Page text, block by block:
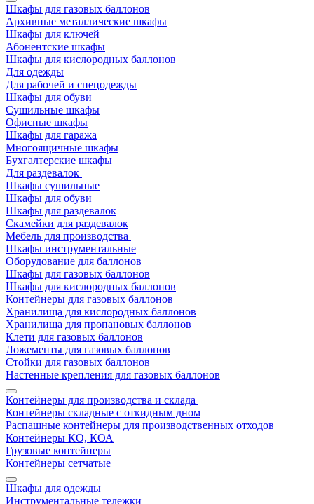
Шкафы для газовых баллонов
Архивные металлические шкафы
Шкафы для ключей
Абонентские шкафы
Шкафы для кислородных баллонов
Для одежды
Для рабочей и спецодежды
Шкафы для обуви
Сушильные шкафы
Офисные шкафы
Шкафы для гаража
Многоящичные шкафы
Бухгалтерские шкафы
Для раздевалок
Шкафы сушильные
Шкафы для обуви
Шкафы для раздевалок
Скамейки для раздевалок
Мебель для производства
Шкафы инструментальные
Оборудование для баллонов
Шкафы для газовых баллонов
Шкафы для кислородных баллонов
Контейнеры для газовых баллонов
Хранилища для кислородных баллонов
Хранилища для пропановых баллонов
Клети для газовых баллонов
Ложементы для газовых баллонов
Стойки для газовых баллонов
Настенные крепления для газовых баллонов
Контейнеры для производства и склада
Контейнеры складные с откидным дном
Распашные контейнеры для производственных отходов
Контейнеры КО, КОА
Грузовые контейнеры
Контейнеры сетчатые
Шкафы для одежды
Инструментальные тележки